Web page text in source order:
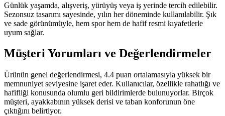
Günlük yaşamda, alışveriş, yürüyüş veya iş yerinde tercih edilebilir.
Sezonsuz tasarımı sayesinde, yılın her döneminde kullanılabilir. Şık
ve sade görünümüyle, hem spor hem de hafif resmi kıyafetlerle
uyum sağlar.
Müşteri Yorumları ve Değerlendirmeler
Ürünün genel değerlendirmesi, 4.4 puan ortalamasıyla yüksek bir
memnuniyet seviyesine işaret eder. Kullanıcılar, özellikle rahatlığı ve
hafifliği konusunda olumlu geri bildirimlerde bulunuyorlar. Birçok
müşteri, ayakkabının yüksek derisi ve taban konforunun öne
çıktığını belirtiyor.